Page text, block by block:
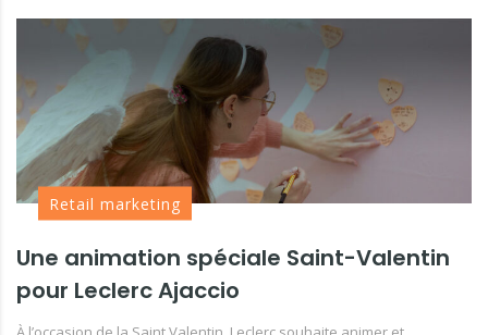
Retail marketing
Une animation spéciale Saint-Valentin
pour Leclerc Ajaccio